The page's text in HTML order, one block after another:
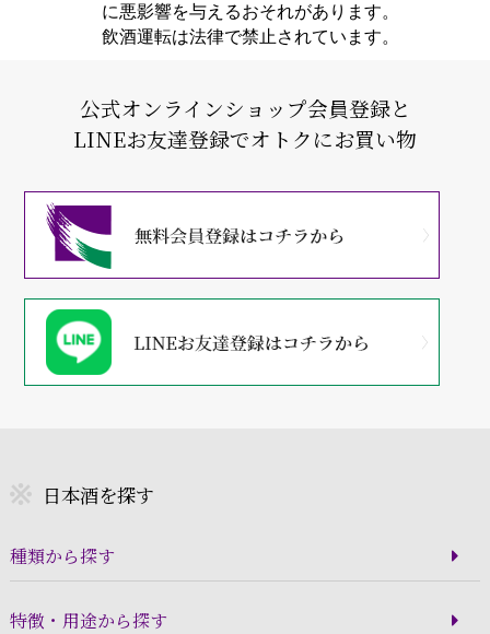
に悪影響を与えるおそれがあります。
飲酒運転は法律で禁止されています。
公式オンラインショップ会員登録と
LINEお友達登録でオトクにお買い物
日本酒を探す
種類から探す
特徴・用途から探す